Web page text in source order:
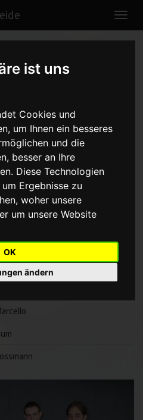
ist uns
Cookies und
um Ihnen ein besseres
und die
besser an Ihre
Diese Technologien
Ergebnisse zu
woher unsere
um unsere Website
OK
ändern
-